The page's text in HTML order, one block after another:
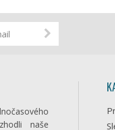
naše